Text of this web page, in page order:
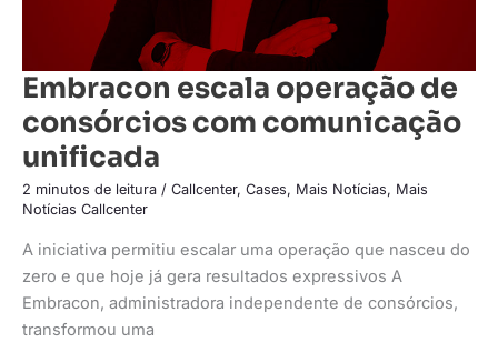
Embracon escala operação de
consórcios com comunicação
unificada
2 minutos de leitura / Callcenter, Cases, Mais Notícias, Mais
Notícias Callcenter
A iniciativa permitiu escalar uma operação que nasceu do
zero e que hoje já gera resultados expressivos A
Embracon, administradora independente de consórcios,
transformou uma